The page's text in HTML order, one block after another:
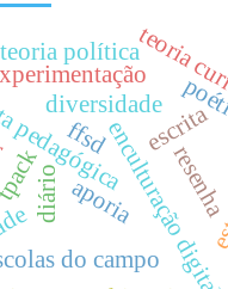
enculturação digital
escrita
diversidade
teoria
do campo
ffsd
resenha
diário aporia
teoria política